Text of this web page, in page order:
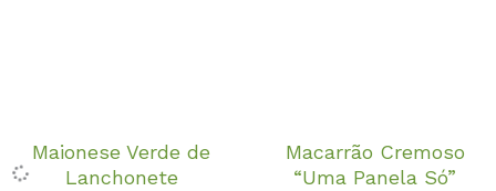
Maionese Verde de
Lanchonete
Macarrão Cremoso
“Uma Panela Só”